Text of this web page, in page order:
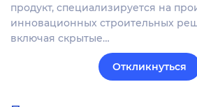
продукт, специализируется на
инновационных строительных
включая скрытые…
Откликнуться